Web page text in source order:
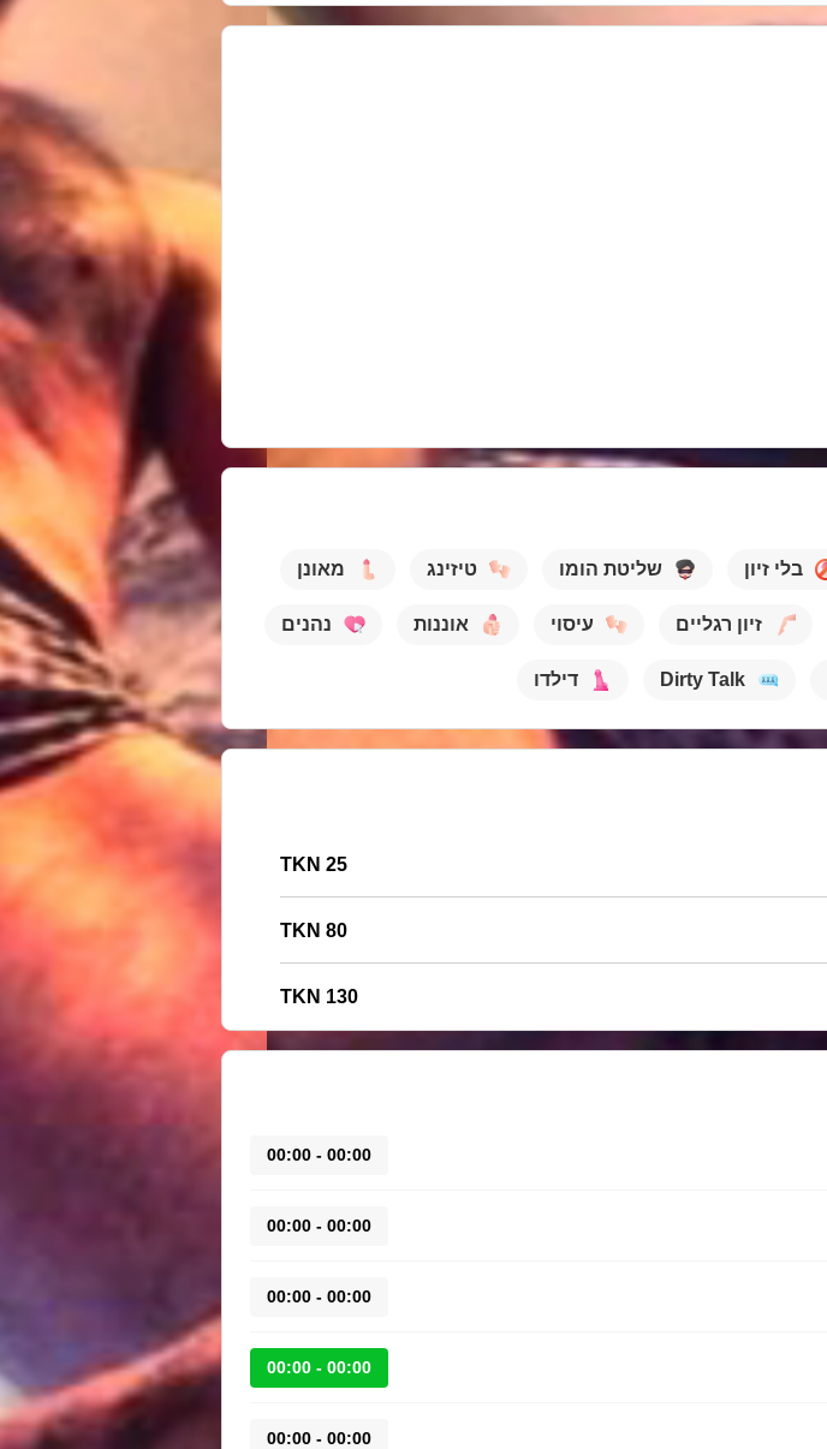
בלי זיון שליטת הומו טיזינג מאונן
זיון רגליים עיסוי אוננות נהנים
Dirty Talk דילדו
25 TKN
80 TKN
130 TKN
00:00 - 00:00
00:00 - 00:00
00:00 - 00:00
00:00 - 00:00
00:00 - 00:00